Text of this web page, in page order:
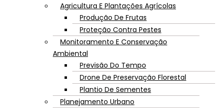
Agricultura E Plantações Agrícolas
Produção De Frutas
Proteção Contra Pestes
Monitoramento E Conservação
Ambiental
Previsão Do Tempo
Drone De Preservação Florestal
Plantio De Sementes
Planejamento Urbano